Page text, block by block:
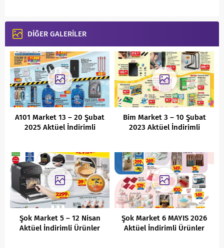
DİĞER GALERİLER
A101 Market 13 – 20 Şubat
2025 Aktüel İndirimli
Bim Market 3 – 10 Şubat
2023 Aktüel İndirimli
Şok Market 5 – 12 Nisan
Aktüel İndirimli Ürünler
Şok Market 6 MAYIS 2026
Aktüel İndirimli Ürünler